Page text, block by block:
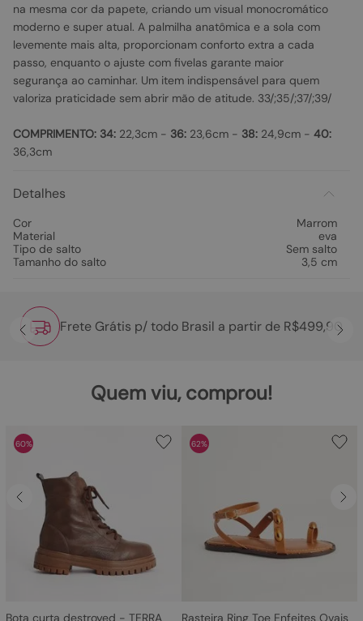
na mesma cor da papete, criando um visual monocromático
moderno e super atual. A palmilha anatômica e a sola com
levemente mais alta, proporcionam conforto extra a cada
passo, enquanto o ajuste com fivelas garante maior
segurança ao caminhar. Um item indispensável para quem
valoriza praticidade sem abrir mão de atitude. 33/;35/;37/;39/
COMPRIMENTO: 34: 22,3cm - 36: 23,6cm - 38: 24,9cm - 40:
36,3cm
Detalhes
Cor
Marrom
Material
eva
Tipo de salto
Sem salto
Tamanho do salto
3,5 cm
Frete Grátis p/ todo Brasil a partir de R$499,90
Quem viu, comprou!
60%
Bota curta destroyed - TERRA
62%
Rasteira Ring Toe Enfeites Ovais